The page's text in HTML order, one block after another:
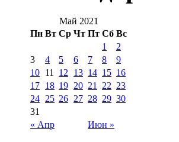
Май 2021
Пн Вт Ср Чт Пт Сб Вс
« Апр Июн »
1
2
3
4 5 6 7 8
9
10 11 12 13 14 15 16
17 18 19 20 21 22 23
24 25 26 27 28 29 30
31